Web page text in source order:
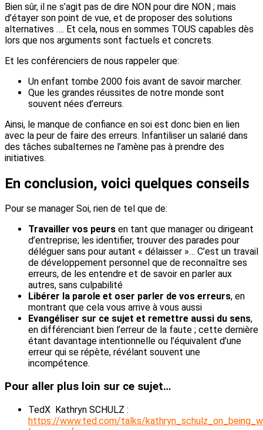
Bien sûr, il ne s’agit pas de dire NON pour dire NON ; mais
d’étayer son point de vue, et de proposer des solutions
alternatives …. Et cela, nous en sommes TOUS capables dès
lors que nos arguments sont factuels et concrets.
Et les conférenciers de nous rappeler que:
Un enfant tombe 2000 fois avant de savoir marcher.
Que les grandes réussites de notre monde sont
souvent nées d’erreurs.
Ainsi, le manque de confiance en soi est donc bien en lien
avec la peur de faire des erreurs. Infantiliser un salarié dans
des tâches subalternes ne l’amène pas à prendre des
initiatives.
En conclusion, voici quelques conseils
Pour se manager Soi, rien de tel que de:
Travailler vos peurs en tant que manager ou dirigeant
d’entreprise; les identifier, trouver des parades pour
déléguer sans pour autant « délaisser »… C’est un travail
de développement personnel que de reconnaître ses
erreurs, de les entendre et de savoir en parler aux
autres, sans culpabilité
Libérer la parole et oser parler de vos erreurs, en
montrant que cela vous arrive à vous aussi
Evangéliser sur ce sujet et remettre aussi du sens,
en différenciant bien l’erreur de la faute ; cette dernière
étant davantage intentionnelle ou l’équivalent d’une
erreur qui se répète, révélant souvent une
incompétence.
Pour aller plus loin sur ce sujet…
TedX Kathryn SCHULZ :
https://www.ted.com/talks/